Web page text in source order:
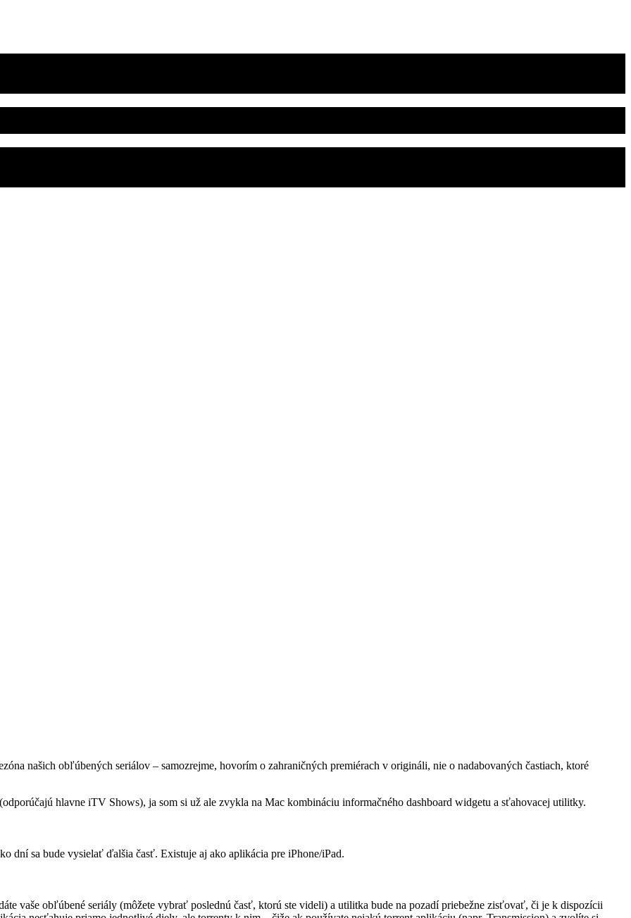
našich obľúbených seriálov – samozrejme, hovorím o zahraničných premiérach v origináli, nie o nadabovaných častiach, ktoré
hlavne iTV Shows), ja som si už ale zvykla na Mac kombináciu informačného dashboard widgetu a sťahovacej utilitky.
dní sa bude vysielať ďalšia časť. Existuje aj ako aplikácia pre iPhone/iPad.
vaše obľúbené seriály (môžete vybrať poslednú časť, ktorú ste videli) a utilitka bude na pozadí priebežne zisťovať, či je k dispozícii